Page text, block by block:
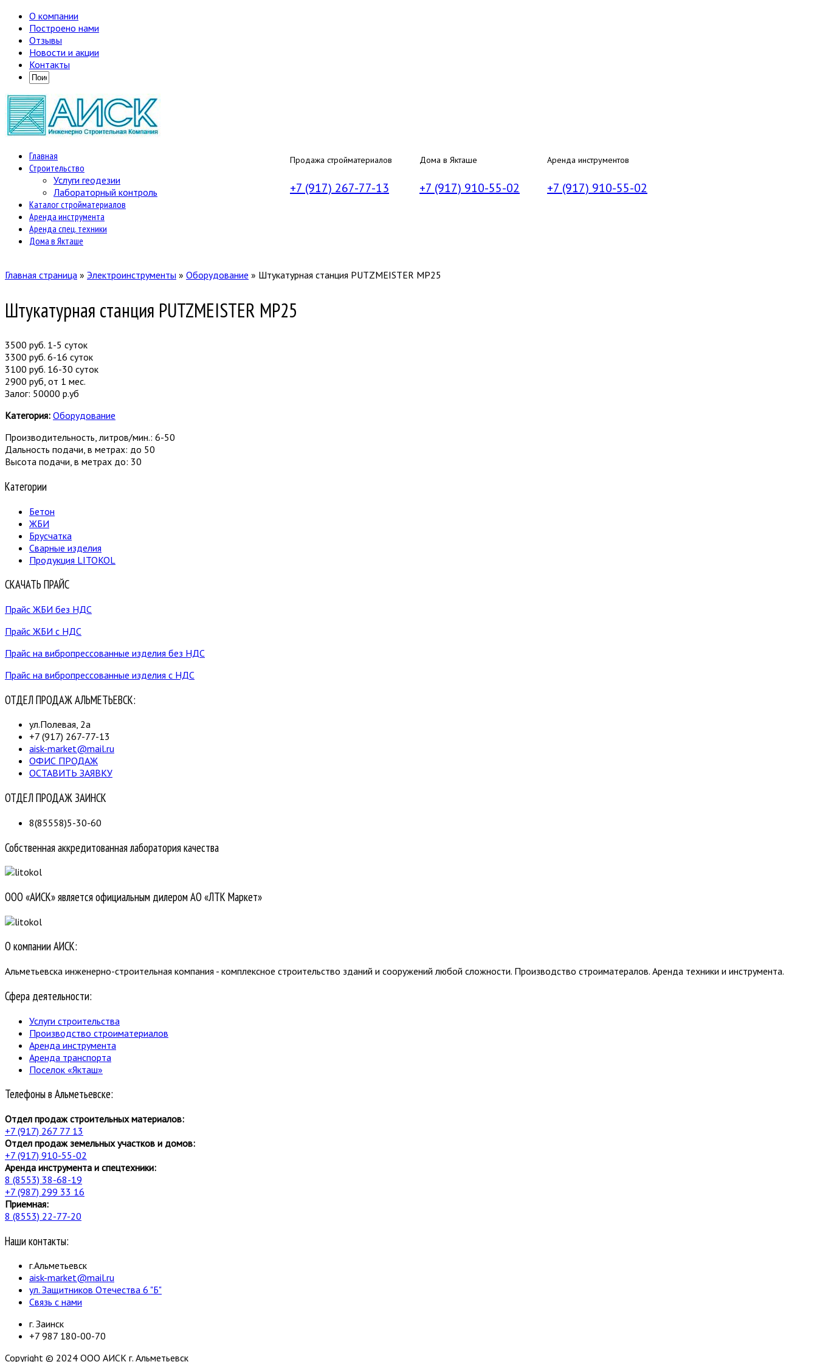
О компании
Построено нами
Отзывы
Новости и акции
Контакты
Продажа стройматериалов
+7 (917) 267-77-13
Дома в Якташе
+7 (917) 910-55-02
Аренда инструментов
+7 (917) 910-55-02
Главная
Строительство
Услуги геодезии
Лабораторный контроль
Каталог стройматериалов
Аренда инструмента
Аренда спец. техники
Дома в Якташе
Главная страница » Электроинструменты » Оборудование » Штукатурная станция PUTZMEISTER MP25
Штукатурная станция PUTZMEISTER MP25
3500 руб. 1-5 суток
3300 руб. 6-16 суток
3100 руб. 16-30 суток
2900 руб, от 1 мес.
Залог: 50000 р.уб
Категория: Оборудование
Производительность, литров/мин.: 6-50
Дальность подачи, в метрах: до 50
Высота подачи, в метрах до: 30
Категории
Бетон
ЖБИ
Брусчатка
Сварные изделия
Продукция LITOKOL
СКАЧАТЬ ПРАЙС
Прайс ЖБИ без НДС
Прайс ЖБИ с НДС
Прайс на вибропрессованные изделия без НДС
Прайс на вибропрессованные изделия с НДС
ОТДЕЛ ПРОДАЖ АЛЬМЕТЬЕВСК:
ул.Полевая, 2а
+7 (917) 267-77-13
aisk-market@mail.ru
ОФИС ПРОДАЖ
ОСТАВИТЬ ЗАЯВКУ
ОТДЕЛ ПРОДАЖ ЗАИНСК
8(85558)5-30-60
Собственная аккредитованная лаборатория качества
ООО «АИСК» является официальным дилером АО «ЛТК Маркет»
О компании АИСК:
Альметьевска инженерно-строительная компания - комплексное строительство зданий и сооружений любой сложности. Производство строиматералов. Аренда техники и инструмента.
Сфера деятельности:
Услуги строительства
Производство строиматериалов
Аренда инструмента
Аренда транспорта
Поселок «Якташ»
Телефоны в Альметьевске:
Отдел продаж строительных материалов:
+7 (917) 267 77 13
Отдел продаж земельных участков и домов:
+7 (917) 910-55-02
Аренда инструмента и спецтехники:
8 (8553) 38-68-19
+7 (987) 299 33 16
Приемная:
8 (8553) 22-77-20
Наши контакты:
г.Альметьевск
aisk-market@mail.ru
ул. Защитников Отечества 6 "Б"
Связь с нами
г. Заинск
+7 987 180-00-70
Copyright © 2024 ООО АИСК г. Альметьевск